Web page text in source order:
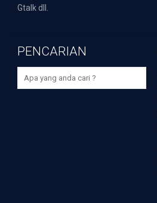
Gtalk dll.
PENCARIAN